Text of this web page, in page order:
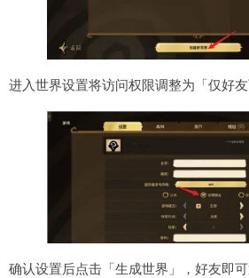
进入世界设置将访问权限调整为「仅好友
确认设置后点击「生成世界」，好友即